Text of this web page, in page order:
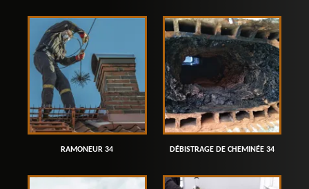
RAMONEUR 34 DÉBISTRAGE DE CHEMINÉE 34